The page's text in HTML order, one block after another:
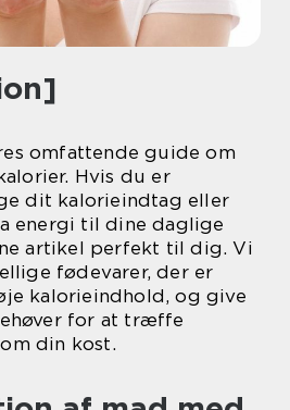
omfattende guide om
Hvis du er
dit kalorieindtag eller
energi til dine daglige
artikel perfekt til dig. Vi
fødevarer, der er
kalorieindhold, og give
for at træffe
din kost.